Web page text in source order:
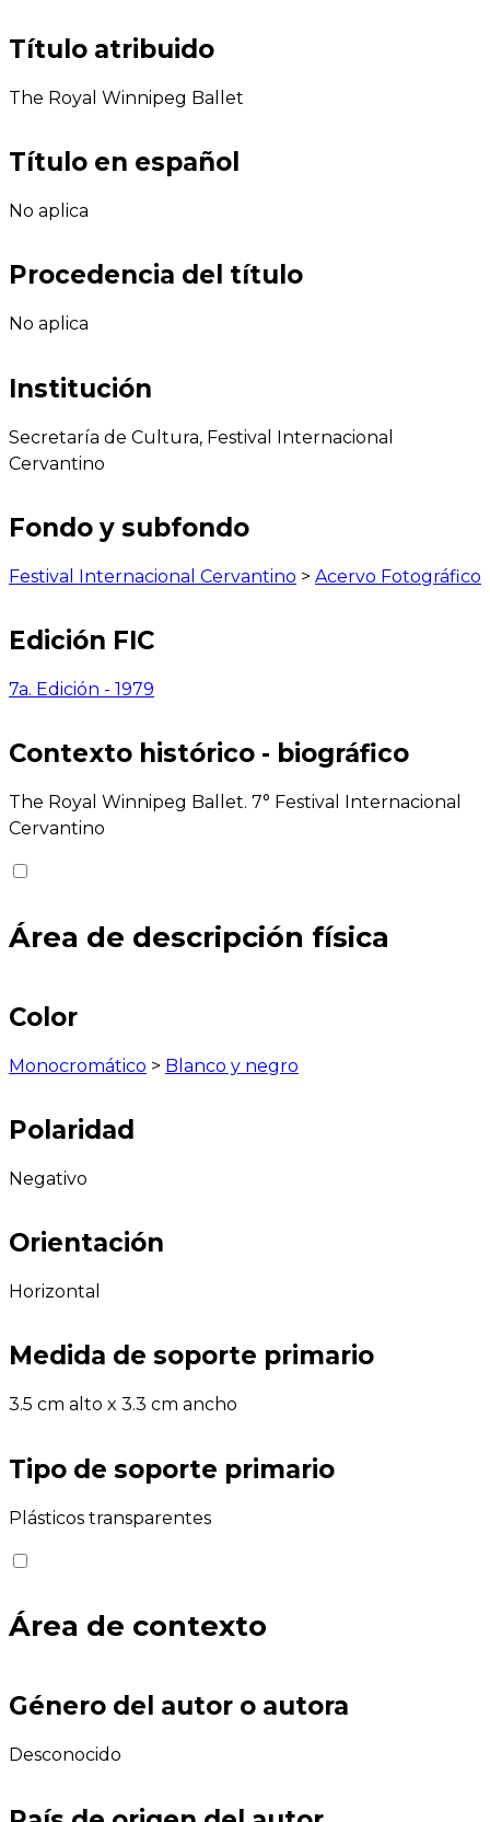
Título atribuido
The Royal Winnipeg Ballet
Título en español
No aplica
Procedencia del título
No aplica
Institución
Secretaría de Cultura, Festival Internacional
Cervantino
Fondo y subfondo
Festival Internacional Cervantino > Acervo Fotográfico
Edición FIC
7a. Edición - 1979
Contexto histórico - biográfico
The Royal Winnipeg Ballet. 7° Festival Internacional
Cervantino
Área de descripción física
Color
Monocromático > Blanco y negro
Polaridad
Negativo
Orientación
Horizontal
Medida de soporte primario
3.5 cm alto x 3.3 cm ancho
Tipo de soporte primario
Plásticos transparentes
Área de contexto
Género del autor o autora
Desconocido